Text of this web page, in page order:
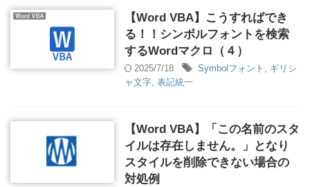
【Word VBA】こうすればでき
る！！シンボルフォントを検索
するWordマクロ（４）
2025/7/18 Symbolフォント , ギリシ
ャ文字, 表記統一
【Word VBA】「この名前のスタ
イルは存在しません。」となり
スタイルを削除できない場合の
対処例